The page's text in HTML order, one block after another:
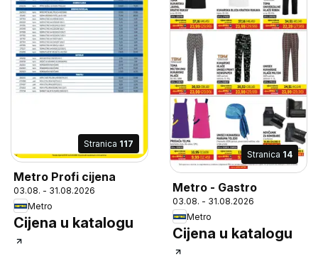
Stranica 117
Metro Profi cijena
03.08. - 31.08.2026
Metro
Cijena u katalogu
Stranica 14
Metro - Gastro
03.08. - 31.08.2026
Metro
Cijena u katalogu